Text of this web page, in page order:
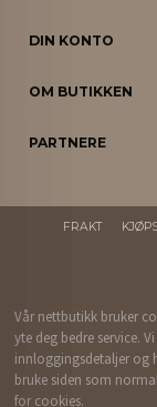
DIN KONTO
OM BUTIKKEN
PARTNERE
FRAKT
Vår nettbutikk bruker
yte deg bedre service.
innloggingsdetaljer og
bruke siden som
for cookies.